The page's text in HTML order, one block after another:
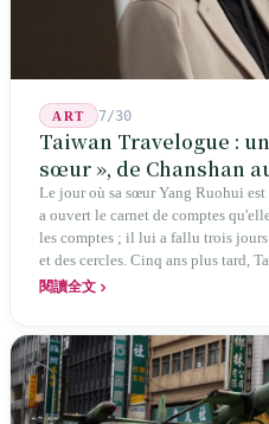
ART 7/30
Taiwan Travelogue :
sœur », de Chanshan
Le jour où sa sœur Yang Ruohui
a ouvert le carnet de comptes
les comptes ; il lui a fallu trois
et des cercles. Cinq ans plus tard,
Chanshan, portait la mention « par
traduit un livre inexistant sous le
閱讀全文